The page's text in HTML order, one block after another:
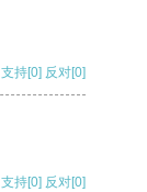
支持[0] 反对[0]
支持[0] 反对[0]